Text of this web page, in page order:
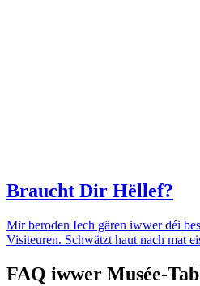
Braucht Dir Hëllef?
Mir beroden Iech gären iwwer déi
Visiteuren. Schwätzt haut nach mat
FAQ iwwer Musée-